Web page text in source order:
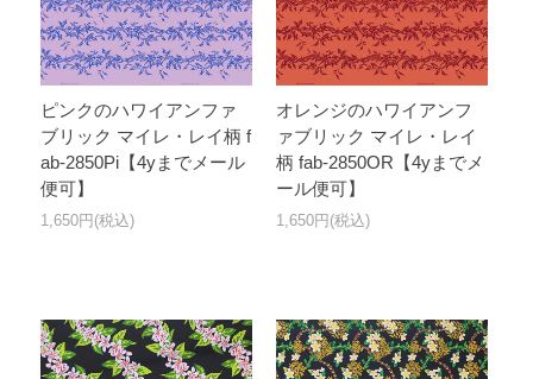
ピンクのハワイアンファ
ブリック マイレ・レイ柄 f
ab-2850Pi【4yまでメール
便可】
1,650円(税込)
オレンジのハワイアンフ
ァブリック マイレ・レイ
柄 fab-2850OR【4yまでメ
ール便可】
1,650円(税込)